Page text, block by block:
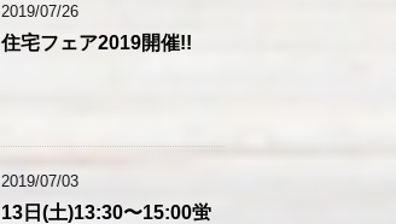
2019/07/26
住宅フェア2019開催!!
2019/07/03
13日(土)13:30〜15:00蛍